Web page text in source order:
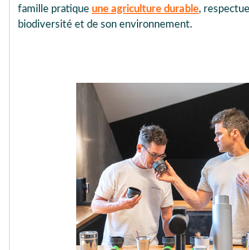
famille pratique une agriculture durable,
biodiversité et de son environnement.